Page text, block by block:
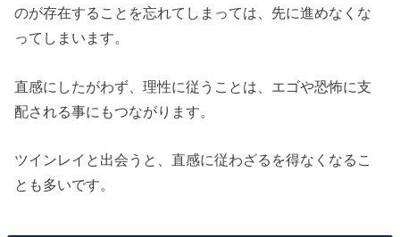
のが存在することを忘れてしまっては、先に進めなくな
ってしまいます。
直感にしたがわず、理性に従うことは、エゴや恐怖に支
配される事にもつながります。
ツインレイと出会うと、直感に従わざるを得なくなるこ
とも多いです。